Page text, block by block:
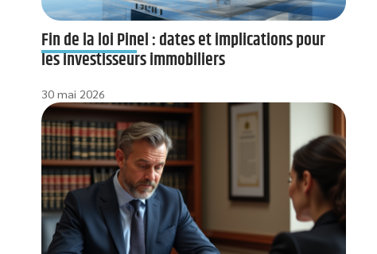
Fin de la loi Pinel : dates et implications pour
les investisseurs immobiliers
30 mai 2026